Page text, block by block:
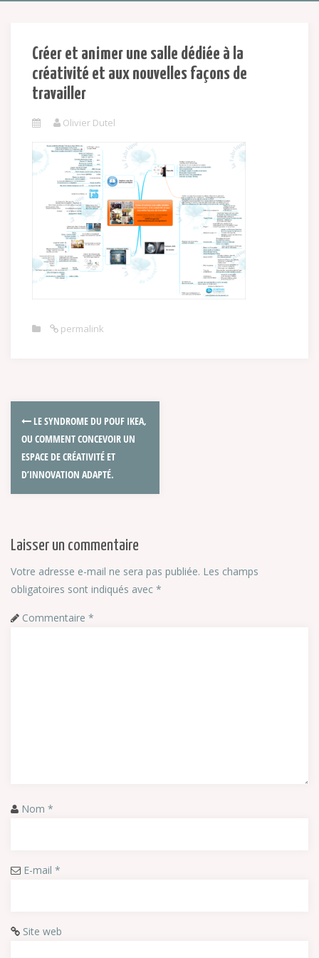
Créer et animer une salle dédiée à la
créativité et aux nouvelles façons de
travailler
Olivier Dutel
permalink
LE SYNDROME DU POUF IKEA,
OU COMMENT CONCEVOIR UN
ESPACE DE CRÉATIVITÉ ET
D’INNOVATION ADAPTÉ.
Laisser un commentaire
Votre adresse e-mail ne sera pas publiée. Les champs
obligatoires sont indiqués avec *
Commentaire *
Nom *
E-mail *
Site web